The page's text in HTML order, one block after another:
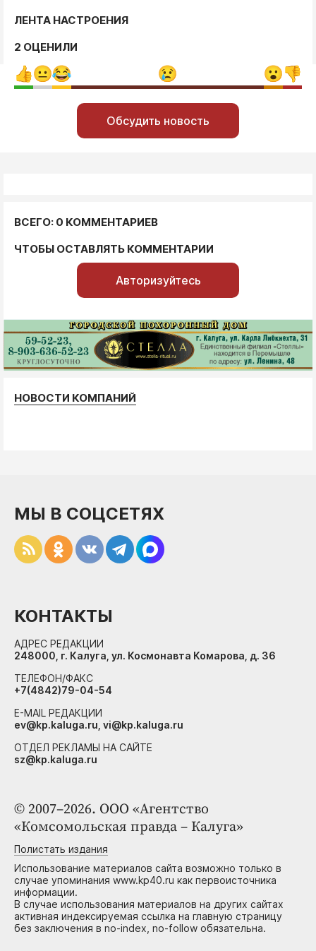
ЛЕНТА НАСТРОЕНИЯ
2 ОЦЕНИЛИ
Обсудить новость
ВСЕГО: 0 КОММЕНТАРИЕВ
ЧТОБЫ ОСТАВЛЯТЬ КОММЕНТАРИИ
Авторизуйтесь
НОВОСТИ КОМПАНИЙ
© 2007–2026. ООО «Агентство
«Комсомольская правда – Калуга»
Полистать издания
Использование материалов сайта возможно только в
случае упоминания www.kp40.ru как первоисточника
информации.
В случае использования материалов на других сайтах
активная индексируемая ссылка на главную страницу
без заключения в no-index, no-follow обязательна.
МЫ В СОЦСЕТЯХ
КОНТАКТЫ
АДРЕС РЕДАКЦИИ
248000, г. Калуга, ул. Космонавта Комарова, д. 36
ТЕЛЕФОН/ФАКС
+7(4842)79-04-54
E-MAIL РЕДАКЦИИ
ev@kp.kaluga.ru, vi@kp.kaluga.ru
ОТДЕЛ РЕКЛАМЫ НА САЙТЕ
sz@kp.kaluga.ru